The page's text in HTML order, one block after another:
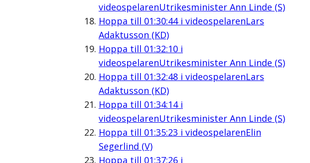
videospelarenUtrikesminister Ann Linde (S)
Hoppa till 01:30:44i videospelarenLars
Adaktusson (KD)
Hoppa till 01:32:10i
videospelarenUtrikesminister Ann Linde (S)
Hoppa till 01:32:48i videospelarenLars
Adaktusson (KD)
Hoppa till 01:34:14i
videospelarenUtrikesminister Ann Linde (S)
Hoppa till 01:35:23 i videospelarenElin
Segerlind (V)
Hoppa till 01:37:26i